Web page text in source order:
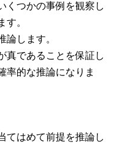
くつかの事例を観察し
す。
論します。
真であることを保証し
率的な推論になりま
てはめて前提を推論し